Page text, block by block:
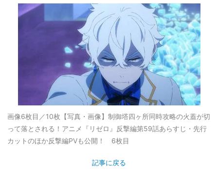
画像6枚目／10枚 【写真・画像】制御塔四ヶ所同時攻略の火蓋が切
って落とされる！アニメ『リゼロ』反撃編第59話あらすじ・先行
カットのほか反撃編PVも公開！ 6枚目
記事に戻る